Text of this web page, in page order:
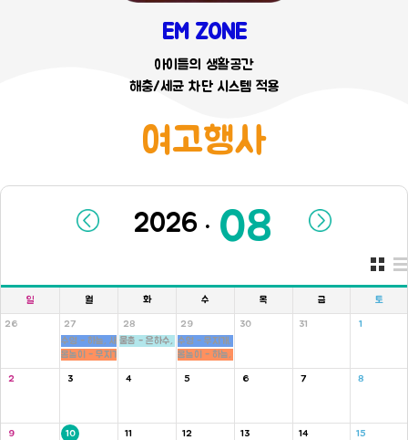
EM ZONE
아이들의 생활공간
해충/세균 차단 시스템 적용
여고행사
.
일 월 화 수 목 금 토
26
27
수영 - 하늘, 새싹반
몸놀이 - 무지개, 씨앗반
28
물총 - 은하수, 새싹, 병아리반
29
수영 - 무지개, 씨앗반
몸놀이 - 하늘, 새싹반
30 31 1
2 3 4 5 6 7 8
9
10
11
12
13
14
15